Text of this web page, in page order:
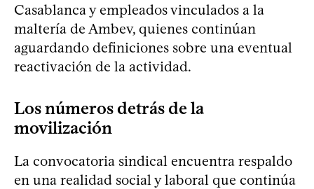
Casablanca y empleados vinculados a la
maltería de Ambev, quienes continúan
aguardando definiciones sobre una eventual
reactivación de la actividad.
Los números detrás de la
movilización
La convocatoria sindical encuentra respaldo
en una realidad social y laboral que continúa